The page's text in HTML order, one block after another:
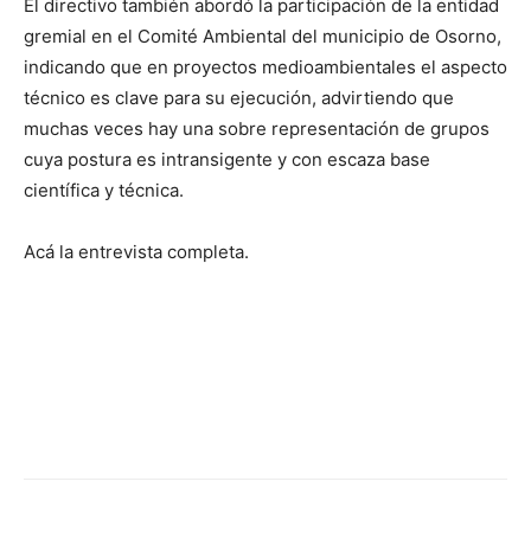
El directivo también abordó la participación de la entidad
gremial en el Comité Ambiental del municipio de Osorno,
indicando que en proyectos medioambientales el aspecto
técnico es clave para su ejecución, advirtiendo que
muchas veces hay una sobre representación de grupos
cuya postura es intransigente y con escaza base
científica y técnica.
Acá la entrevista completa.